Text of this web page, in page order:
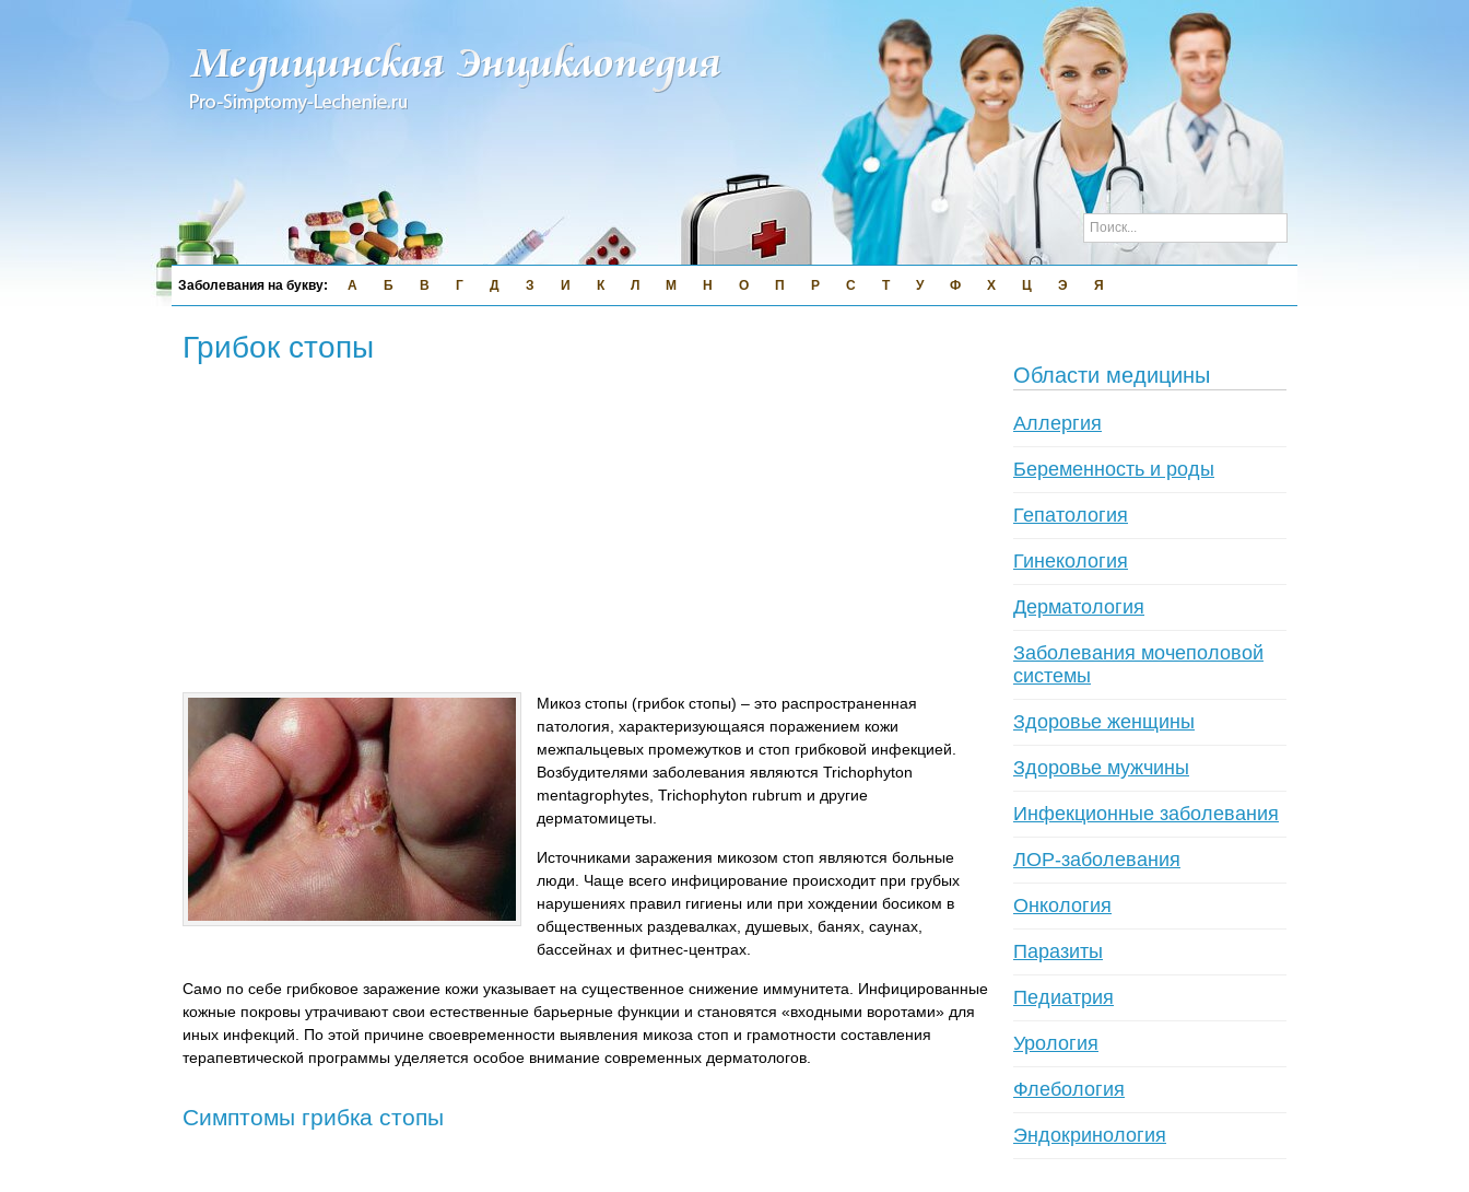
А Б В Г Д З И К Л М Н О П Р С Т У Ф Х Ц Э Я
Грибок стопы
Микоз стопы (грибок стопы) – это распространенная
патология, характеризующаяся поражением кожи
межпальцевых промежутков и стоп грибковой инфекцией.
Возбудителями заболевания являются Trichophyton
mentagrophytes, Trichophyton rubrum и другие
дерматомицеты.
Источниками заражения микозом стоп являются больные
люди. Чаще всего инфицирование происходит при грубых
нарушениях правил гигиены или при хождении босиком в
общественных раздевалках, душевых, банях, саунах,
бассейнах и фитнес-центрах.
Само по себе грибковое заражение кожи указывает на существенное снижение иммунитета. Инфицированные
кожные покровы утрачивают свои естественные барьерные функции и становятся «входными воротами» для
иных инфекций. По этой причине своевременности выявления микоза стоп и грамотности составления
терапевтической программы уделяется особое внимание современных дерматологов.
Симптомы грибка стопы
Области медицины
Аллергия
Беременность и роды
Гепатология
Гинекология
Дерматология
Заболевания мочеполовой
системы
Здоровье женщины
Здоровье мужчины
Инфекционные заболевания
ЛОР-заболевания
Онкология
Паразиты
Педиатрия
Урология
Флебология
Эндокринология